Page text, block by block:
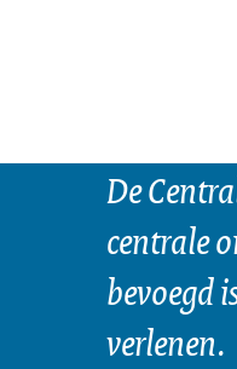
De
centrale
bevoegd
verlenen.